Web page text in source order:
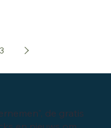
3
de gratis